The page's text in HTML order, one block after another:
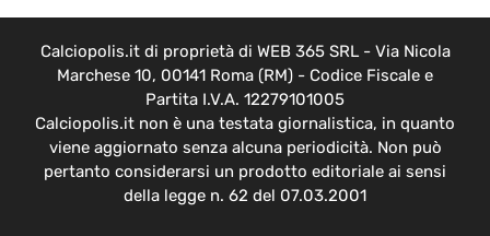
Calciopolis.it di proprietà di WEB 365 SRL - Via Nicola
Marchese 10, 00141 Roma (RM) - Codice Fiscale e
Partita I.V.A. 12279101005
Calciopolis.it non è una testata giornalistica, in quanto
viene aggiornato senza alcuna periodicità. Non può
pertanto considerarsi un prodotto editoriale ai sensi
della legge n. 62 del 07.03.2001